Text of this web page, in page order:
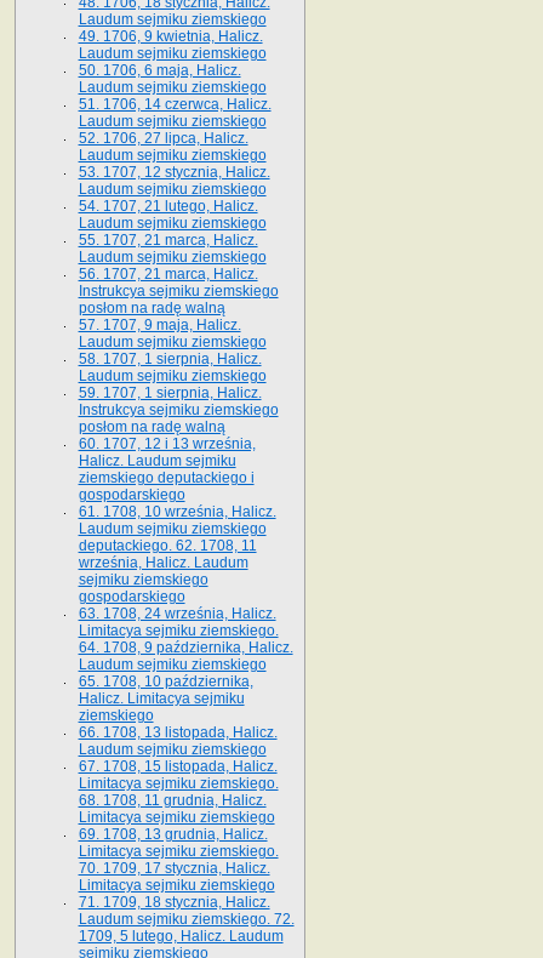
Laudum sejmiku ziemskiego
49. 1706, 9 kwietnia, Halicz.
Laudum sejmiku ziemskiego
50. 1706, 6 maja, Halicz.
Laudum sejmiku ziemskiego
51. 1706, 14 czerwca, Halicz.
Laudum sejmiku ziemskiego
52. 1706, 27 lipca, Halicz.
Laudum sejmiku ziemskiego
53. 1707, 12 stycznia, Halicz.
Laudum sejmiku ziemskiego
54. 1707, 21 lutego, Halicz.
Laudum sejmiku ziemskiego
55. 1707, 21 marca, Halicz.
Laudum sejmiku ziemskiego
56. 1707, 21 marca, Halicz.
Instrukcya sejmiku ziemskiego
posłom na radę walną
57. 1707, 9 maja, Halicz.
Laudum sejmiku ziemskiego
58. 1707, 1 sierpnia, Halicz.
Laudum sejmiku ziemskiego
59. 1707, 1 sierpnia, Halicz.
Instrukcya sejmiku ziemskiego
posłom na radę walną
60. 1707, 12 i 13 września,
Halicz. Laudum sejmiku
ziemskiego deputackiego i
gospodarskiego
61. 1708, 10 września, Halicz.
Laudum sejmiku ziemskiego
deputackiego. 62. 1708, 11
września, Halicz. Laudum
sejmiku ziemskiego
gospodarskiego
63. 1708, 24 września, Halicz.
Limitacya sejmiku ziemskiego.
64. 1708, 9 października, Halicz.
Laudum sejmiku ziemskiego
65­. 1708, 10 października,
Halicz. Limitacya sejmiku
ziemskiego
66. 1708, 13 listopada, Halicz.
Laudum sejmiku ziemskiego
67. 1708, 15 listopada, Halicz.
Limitacya sejmiku ziemskiego.
68. 1708, 11 grudnia, Halicz.
Limitacya sejmiku ziemskiego
69. 1708, 13 grudnia, Halicz.
Limitacya sejmiku ziemskiego.
70. 1709, 17 stycznia, Halicz.
Limitacya sejmiku ziemskiego
71. 1709, 18 stycznia, Halicz.
Laudum sejmiku ziemskiego. 72.
1709, 5 lutego, Halicz. Laudum
sejmiku ziemskiego